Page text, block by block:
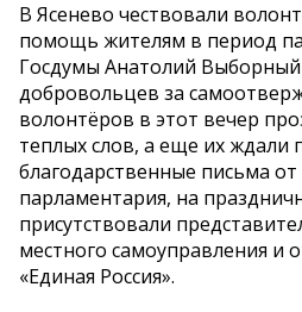
В Ясенево чествовали
помощь жителям в период
Госдумы Анатолий
добровольцев за
волонтёров в этот вечер
теплых слов, а еще их ждали
благодарственные письма
парламентария, на
присутствовали
местного самоуправления и
«Единая Россия».